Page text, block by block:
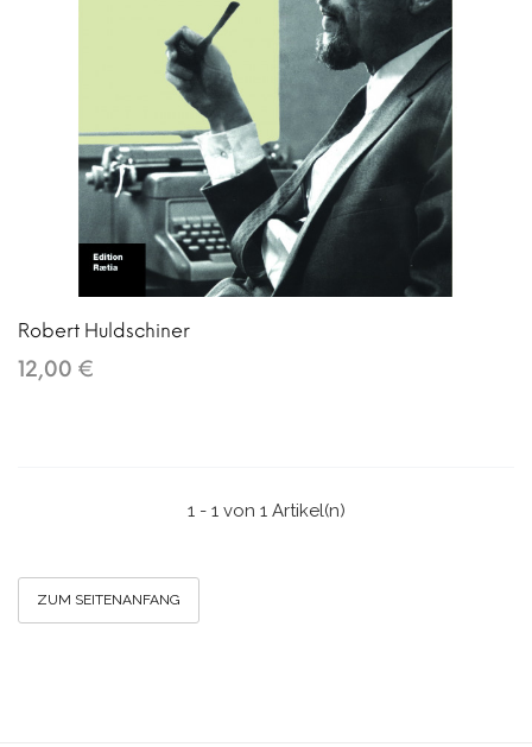
Robert Huldschiner
12,00 €
1 - 1 von 1 Artikel(n)
ZUM SEITENANFANG